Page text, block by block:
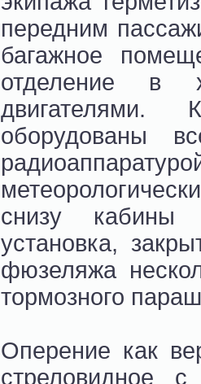
передним
багажное
отделение в
оборудованы
снизу кабины
установка,
фюзеляжа
тормозного
Оперение как
стреловидное